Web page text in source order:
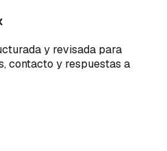
y revisada para
contacto y respuestas a